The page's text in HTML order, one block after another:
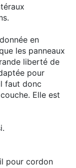
en
les panneaux
liberté de
pour
faut donc
Elle est
pour cordon